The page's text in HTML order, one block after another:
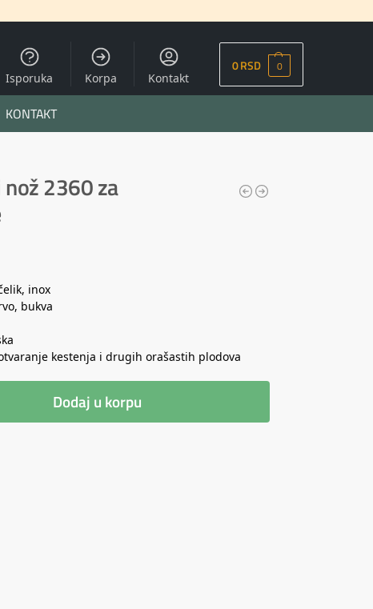
Isporuka Korpa Kontakt
0RSD 0
KONTAKT
2360 za
inox
bukva
kestenja i drugih orašastih plodova
Dodaj u korpu